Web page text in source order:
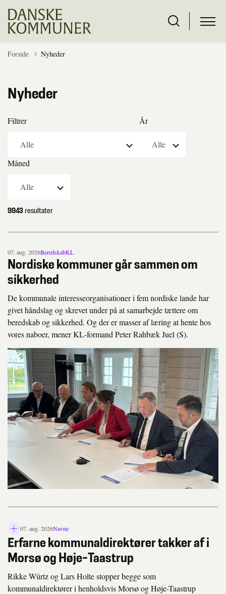
Forside Nyheder
Nyheder
Filtrer År
Måned
9943resultater
07. aug. 2026BeredskabKL
Nordiske kommuner går sammen om
sikkerhed
De kommunale interesseorganisationer i fem nordiske lande har
givet håndslag og skrevet under på at samarbejde tættere om
beredskab og sikkerhed. Og der er masser af læring at hente hos
vores naboer, mener KL-formand Peter Rahbæk Juel (S).
L
å
s
i
o
n
07. aug. 2026Navne
Erfarne kommunaldirektører takker af i
Morsø og Høje-Taastrup
Rikke Würtz og Lars Holte stopper begge som
kommunaldirektører i henholdsvis Morsø og Høje-Taastrup